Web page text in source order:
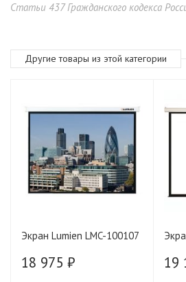
Статьи 437 Гражданского кодекса
Другие товары из этой категории
Экран Lumien LMC-100107
18 975 ₽ 19